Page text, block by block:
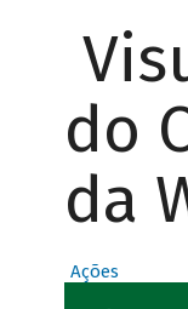
do
da
Ações